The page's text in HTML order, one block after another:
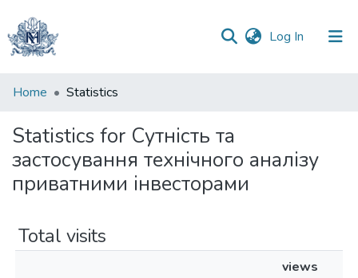
Log In (current)
Communities
Collections
All of DSpace
Home Statistics
Statistics for Сутність та
застосування технічного аналізу
приватними інвесторами
Total visits
views